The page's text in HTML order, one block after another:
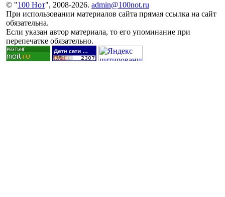
© "100 Нот", 2008-2026. admin@100not.ru
При использовании материалов сайта прямая ссылка на сайт
обязательна.
Если указан автор материала, то его упоминание при
перепечатке обязательно.